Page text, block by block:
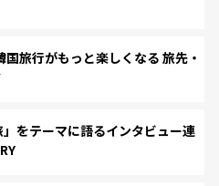
旅行がもっと楽しくなる 旅先・
をテーマに語るインタビュー連